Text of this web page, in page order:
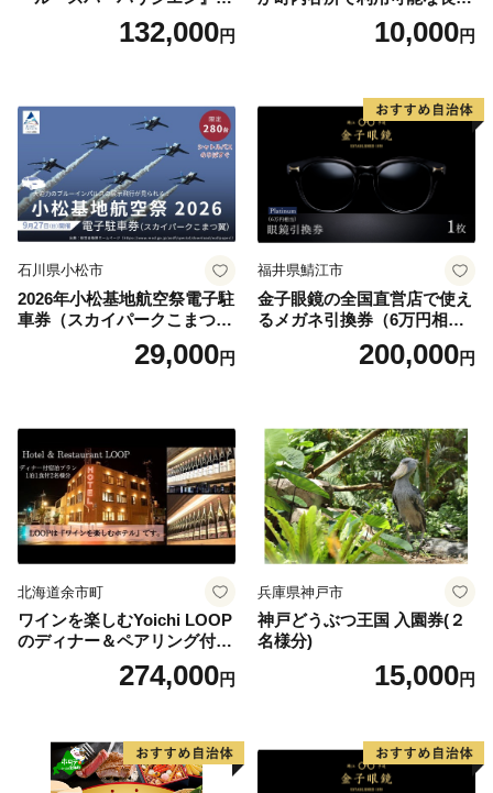
べるボディセラピー90分/1名
132,000円
原町ふるさと感謝券（3,000
円分）【トラベル 観光 旅行
10,000円
石川県小松市
2026年小松基地航空祭電子駐
車券（スカイパークこまつ
翼） 駐車場 シャトルバスの
りばすぐ 石川県 小松市
29,000円
福井県鯖江市
金子眼鏡の全国直営店で使え
るメガネ引換券（6万円相
当） Platinum200,000円
北海道余市町
ワインを楽しむYoichi LOOP
のディナー＆ペアリング付宿
泊プラン＜デラックスツイン
274,000円
兵庫県神戸市
神戸どうぶつ王国 入園券(２
名様分)
15,000円